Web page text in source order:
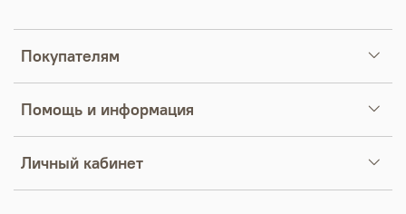
Покупателям
Помощь и информация
Личный кабинет